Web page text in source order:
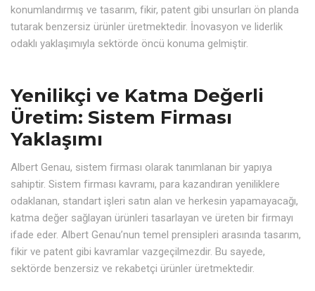
konumlandırmış ve tasarım, fikir, patent gibi unsurları ön planda
tutarak benzersiz ürünler üretmektedir. İnovasyon ve liderlik
odaklı yaklaşımıyla sektörde öncü konuma gelmiştir.
Yenilikçi ve Katma Değerli
Üretim: Sistem Firması
Yaklaşımı
Albert Genau, sistem firması olarak tanımlanan bir yapıya
sahiptir. Sistem firması kavramı, para kazandıran yeniliklere
odaklanan, standart işleri satın alan ve herkesin yapamayacağı,
katma değer sağlayan ürünleri tasarlayan ve üreten bir firmayı
ifade eder. Albert Genau’nun temel prensipleri arasında tasarım,
fikir ve patent gibi kavramlar vazgeçilmezdir. Bu sayede,
sektörde benzersiz ve rekabetçi ürünler üretmektedir.